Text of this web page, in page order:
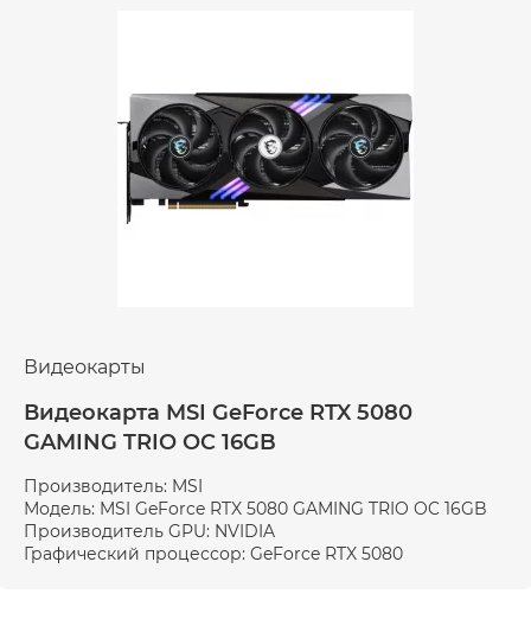
Видеокарты
Видеокарта MSI GeForce RTX 5080
GAMING TRIO OC 16GB
Производитель: MSI
Модель: MSI GeForce RTX 5080 GAMING TRIO OC 16GB
Производитель GPU: NVIDIA
Графический процессор: GeForce RTX 5080